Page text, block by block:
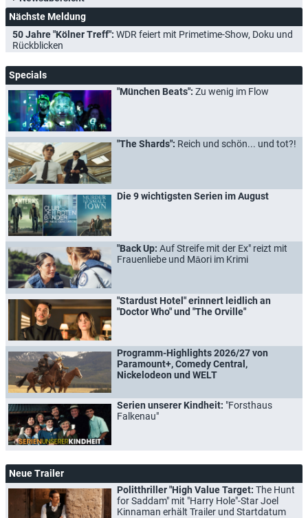
Nächste Meldung
50 Jahre "Kölner Treff": WDR feiert mit Primetime-Show, Doku und
Rückblicken
Specials
"München Beats": Zu wenig im Flow
"The Shards": Reich und schön... und tot?!
Die 9 wichtigsten Serien im August
"Back Up: Auf Streife mit der Ex" reizt mit
Frauenliebe und Māori im Krimi
"Stardust Hotel" erinnert leidlich an
"Doctor Who" und "The Orville"
Programm-Highlights 2026/27 von
Paramount+, Comedy Central,
Nickelodeon und WELT
Serien unserer Kindheit: "Forsthaus
Falkenau"
Neue Trailer
Politthriller "High Value Target: The Hunt
for Saddam" mit "Harry Hole"-Star Joel
Kinnaman erhält Trailer und Startdatum